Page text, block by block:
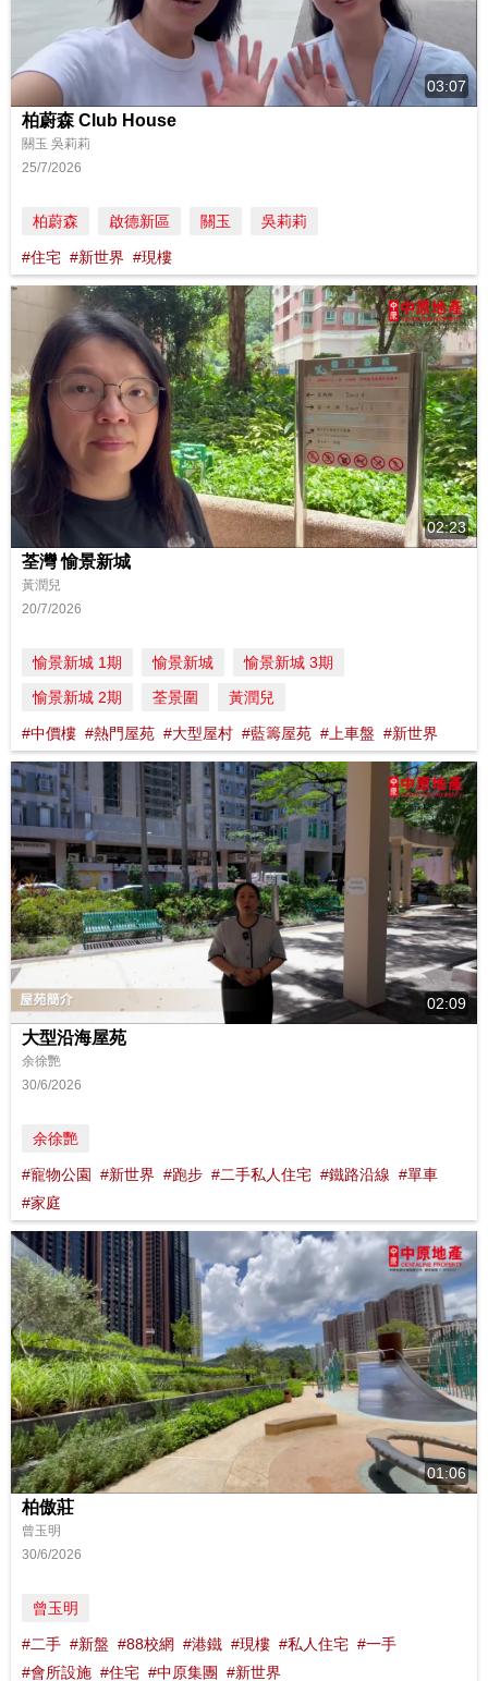
03:07
柏蔚森 Club House
關玉 吳莉莉
25/7/2026
柏蔚森 啟德新區 關玉 吳莉莉
#住宅 #新世界 #現樓
02:23
荃灣 愉景新城
黃潤兒
20/7/2026
愉景新城 1期 愉景新城
愉景新城 3期
愉景新城 2期
荃景圍 黃潤兒
#中價樓 #熱門屋苑 #大型屋村 #藍籌屋苑 #上車盤 #新世界
02:09
大型沿海屋苑
余徐艷
30/6/2026
余徐艷
#寵物公園 #新世界 #跑步 #二手私人住宅 #鐵路沿線 #單車
#家庭
01:06
柏傲莊
曾玉明
30/6/2026
曾玉明
#二手 #新盤 #88校網 #港鐵 #現樓 #私人住宅 #一手
#會所設施 #住宅 #中原集團 #新世界